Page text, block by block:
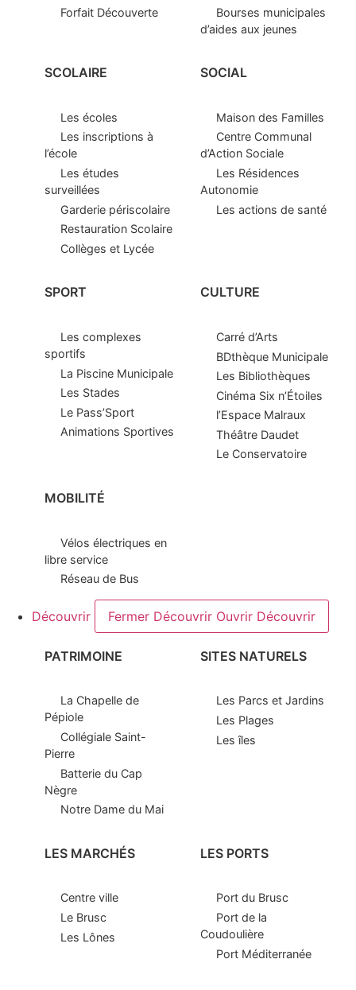
Forfait Découverte
Bourses municipales
d’aides aux jeunes
SCOLAIRE
Les écoles
Les inscriptions à
l’école
Les études
surveillées
Garderie périscolaire
Restauration Scolaire
Collèges et Lycée
SOCIAL
Maison des Familles
Centre Communal
d’Action Sociale
Les Résidences
Autonomie
Les actions de santé
SPORT
Les complexes
sportifs
La Piscine Municipale
Les Stades
Le Pass’Sport
Animations Sportives
CULTURE
Carré d’Arts
BDthèque Municipale
Les Bibliothèques
Cinéma Six n’Étoiles
l’Espace Malraux
Théâtre Daudet
Le Conservatoire
MOBILITÉ
Vélos électriques en
libre service
Réseau de Bus
Découvrir Fermer Découvrir Ouvrir Découvrir
PATRIMOINE
La Chapelle de
Pépiole
Collégiale Saint-
Pierre
Batterie du Cap
Nègre
Notre Dame du Mai
SITES NATURELS
Les Parcs et Jardins
Les Plages
Les îles
LES MARCHÉS
Centre ville
Le Brusc
Les Lônes
LES PORTS
Port du Brusc
Port de la
Coudoulière
Port Méditerranée